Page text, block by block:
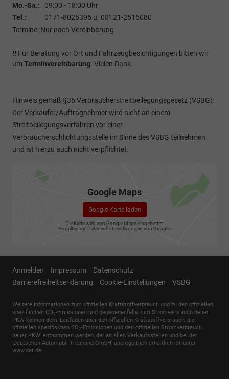
Mo.-Sa.:
09:00 - 18:00 Uhr
Tel.:
0171-8025396 u. 08121-2516080
Termine: Nur nach Vereinbarung
!! Für Beratung vor Ort und Fahrzeugbesichtigungen bitten wir
umTerminvereinbarung. Vielen Dank.
Hinweis gemäß §36 Verbraucherstreitbeilegungsgesetz (VSBG):
Der Verkäufer/Auftragnehmer wird nicht an einem
Streitbeilegungsverfahren vor einer
Verbraucherschlichtungsstelle im Sinne des VSBG teilnehmen
und ist hierzu auch nicht verpflichtet.
Google Maps
Google Karte laden
Die Karte wird von Google Maps eingebettet.
Es gelten die Datenschutzerklärungen von Google.
Anmelden Impressum
Datenschutz
Barrierefreiheitserklärung
Cookie-Einstellungen VSBG
Weitere Informationen zum offiziellen Kraftstoffverbrauch und zu den offiziellen
spezifischen CO2-Emissionen und gegebenenfalls zum Stromverbrauch neuer
PKW können dem 'Leitfaden über den offiziellen Kraftstoffverbrauch, die
offiziellen spezifischen CO2-Emissionen und den offiziellen Stromverbrauch
neuer PKW' entnommen werden, der an allen Verkaufsstellen und bei der
'Deutschen Automobil Treuhand GmbH' unentgeltlich erhältlich ist unter
www.dat.de.